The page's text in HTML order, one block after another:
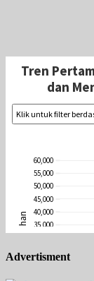
Advertisment